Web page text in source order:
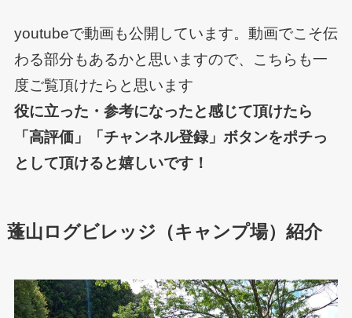
youtubeで動画も公開しています。動画でこそ伝
わる部分もあるかと思いますので、こちらも一
度ご覧頂けたらと思います
役に立った・参考になったと感じて頂けたら
「高評価」「チャンネル登録」ボタンをポチっ
として頂けると嬉しいです！
蓬山ログビレッジ（キャンプ場）紹介